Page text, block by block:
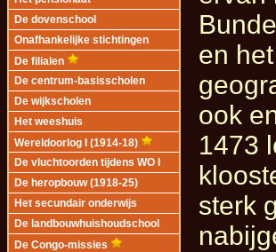
De dovenschool
Onafhankelijke stichtingen
De filialen
De centrum-basisscholen
De wijkscholen
Het weeshuis
Wereldoorlog I (1914-18)
De vluchtoorden tijdens WO I
De heropbouw (1918-25)
Het secundair onderwijs
De landbouwhuishoudschool
De Congo-missies
en
ook
1473
sterk